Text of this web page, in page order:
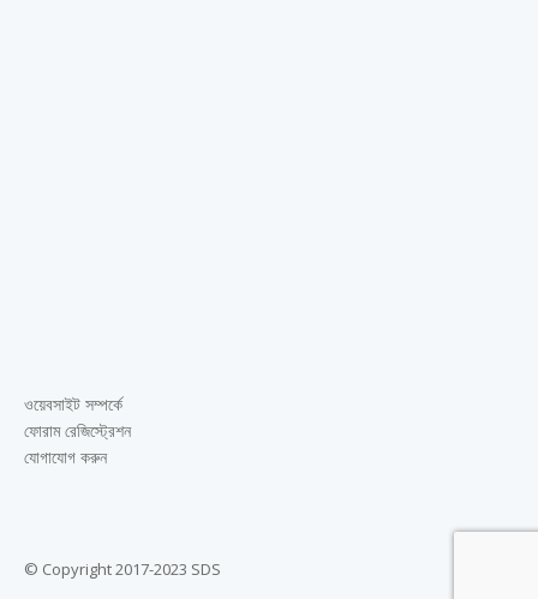
ওয়েবসাইট সম্পর্কে
ফোরাম রেজিস্ট্রেশন
যোগাযোগ করুন
© Copyright 2017-2023 SDS